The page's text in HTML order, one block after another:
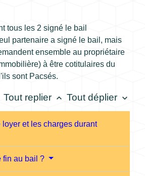
tous les 2 signé le bail
partenaire a signé le bail, mais
ensemble au propriétaire
à être cotitulaires du
sont Pacsés.
Tout replier keyboard_arrow_up Tout déplier keyboard_arrow_down
et les charges durant
fin au bail ?